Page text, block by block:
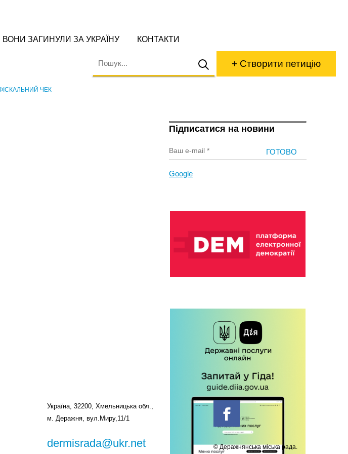
ВОНИ ЗАГИНУЛИ ЗА УКРАЇНУ КОНТАКТИ
+ Створити петицію
ЧЕК
Підписатися на новини
Google
Україна, 32200, Хмельницька обл.,
м. Деражня, вул.Миру,11/1
dermisrada@ukr.net
© Деражнянська міська рада.